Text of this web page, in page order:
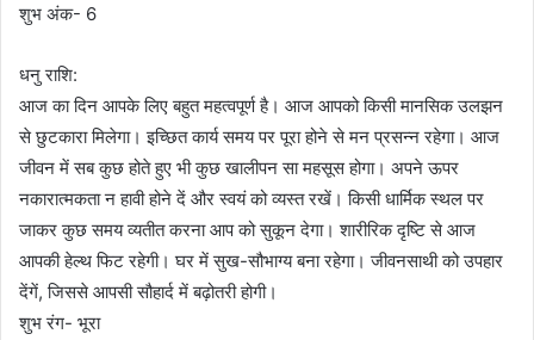
शुभ अंक- 6
धनु राशि:
आज का दिन आपके लिए बहुत महत्वपूर्ण है। आज आपको किसी मानसिक उलझन
से छुटकारा मिलेगा। इच्छित कार्य समय पर पूरा होने से मन प्रसन्न रहेगा। आज
जीवन में सब कुछ होते हुए भी कुछ खालीपन सा महसूस होगा। अपने ऊपर
नकारात्मकता न हावी होने दें और स्वयं को व्यस्त रखें। किसी धार्मिक स्थल पर
जाकर कुछ समय व्यतीत करना आप को सुकून देगा। शारीरिक दृष्टि से आज
आपकी हेल्थ फिट रहेगी। घर में सुख-सौभाग्य बना रहेगा। जीवनसाथी को उपहार
देंगें, जिससे आपसी सौहार्द में बढ़ोतरी होगी।
शुभ रंग- भूरा